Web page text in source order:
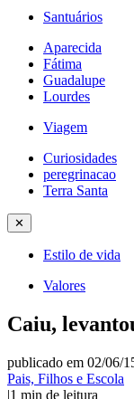
Santuários
Aparecida
Fátima
Guadalupe
Lourdes
Viagem
Curiosidades
peregrinacao
Terra Santa
✕
Estilo de vida
Valores
Caiu,
publicado em 02/06/
Pais, Filhos e Escola
|1 min de leitura